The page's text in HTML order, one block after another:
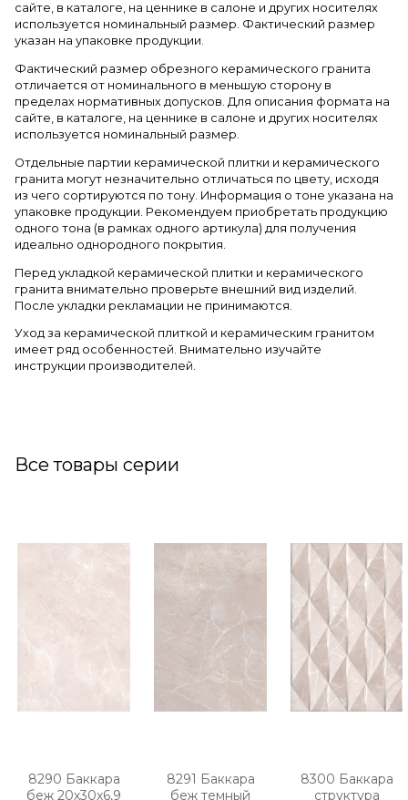
сайте, в каталоге, на ценнике в салоне и других носителях
используется номинальный размер. Фактический размер
указан на упаковке продукции.
Фактический размер обрезного керамического гранита
отличается от номинального в меньшую сторону в
пределах нормативных допусков. Для описания формата на
сайте, в каталоге, на ценнике в салоне и других носителях
используется номинальный размер.
Отдельные партии керамической плитки и керамического
гранита могут незначительно отличаться по цвету, исходя
из чего сортируются по тону. Информация о тоне указана на
упаковке продукции. Рекомендуем приобретать продукцию
одного тона (в рамках одного артикула) для получения
идеально однородного покрытия.
Перед укладкой керамической плитки и керамического
гранита внимательно проверьте внешний вид изделий.
После укладки рекламации не принимаются.
Уход за керамической плиткой и керамическим гранитом
имеет ряд особенностей. Внимательно изучайте
инструкции производителей.
Все товары серии
8290 Баккара
беж 20х30х6,9
8291 Баккара
беж темный
8300 Баккара
структура